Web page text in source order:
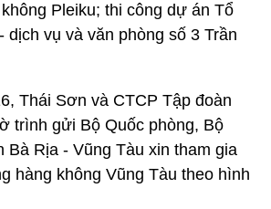
Pleiku; thi công dự án Tổ
dịch vụ và văn phòng số 3 Trần
Thái Sơn và CTCP Tập đoàn
trình gửi Bộ Quốc phòng, Bộ
Bà Rịa - Vũng Tàu xin tham gia
hàng không Vũng Tàu theo hình